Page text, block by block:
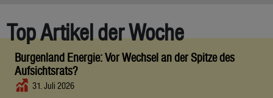
Top Artikel der Woche
Burgenland Energie: Vor Wechsel an der Spitze des
Aufsichtsrats?
31. Juli 2026